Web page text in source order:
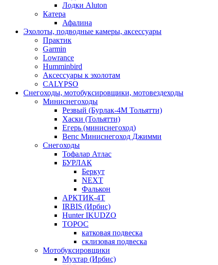
Лодки Aluton
Катера
Афалина
Эхолоты, подводные камеры, аксессуары
Практик
Garmin
Lowrance
Humminbird
Аксессуары к эхолотам
CALYPSO
Снегоходы, мотобуксировщики, мотовездеходы
Миниснегоходы
Резвый (Бурлак-4М Тольятти)
Хаски (Тольятти)
Егерь (миниснегоход)
Вепс Миниснегоход Джимми
Снегоходы
Тофалар Атлас
БУРЛАК
Беркут
NEXT
Фалькон
АРКТИК-4Т
IRBIS (Ирбис)
Hunter IKUDZO
ТОРОС
катковая подвеска
склизовая подвеска
Мотобуксировщики
Мухтар (Ирбис)